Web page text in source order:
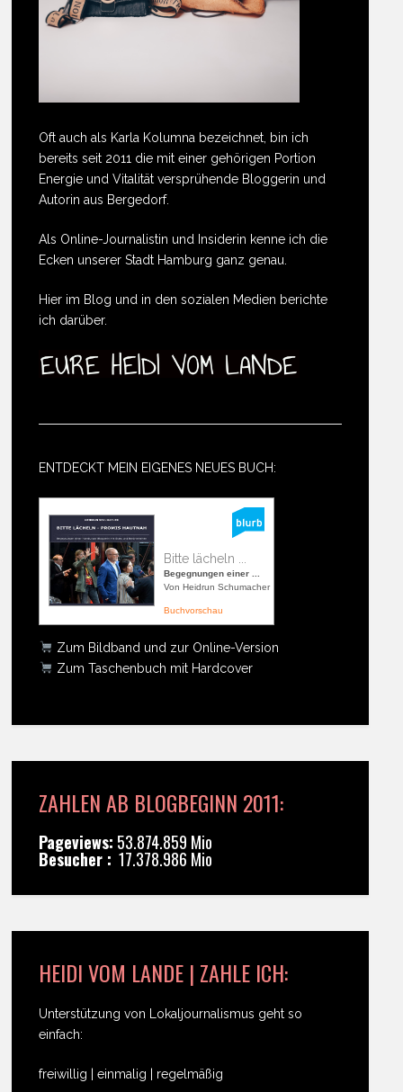
Oft auch als Karla Kolumna bezeichnet, bin ich
bereits seit 2011 die mit einer gehörigen Portion
Energie und Vitalität versprühende Bloggerin und
Autorin aus Bergedorf.
Als Online-Journalistin und Insiderin kenne ich die
Ecken unserer Stadt Hamburg ganz genau.
Hier im Blog und in den sozialen Medien berichte
ich darüber.
ENTDECKT MEIN EIGENES NEUES BUCH:
Bitte lächeln ...
Begegnungen einer ...
Von Heidrun Schumacher
Buchvorschau
Zum Bildband und zur Online-Version
Zum Taschenbuch mit Hardcover
ZAHLEN AB BLOGBEGINN 2011:
Pageviews: 53.874.859 Mio
Besucher : 17.378.986 Mio
HEIDI VOM LANDE | ZAHLE ICH:
Unterstützung von Lokaljournalismus geht so
einfach:
freiwillig | einmalig | regelmäßig